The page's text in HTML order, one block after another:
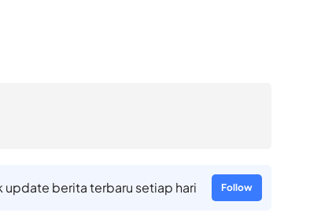
update berita terbaru setiap hari Follow